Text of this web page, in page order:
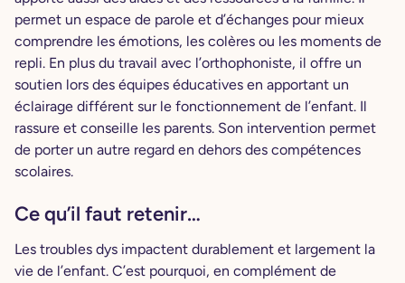
permet un espace de parole et d’échanges pour mieux
comprendre les émotions, les colères ou les moments de
repli. En plus du travail avec l’orthophoniste, il offre un
soutien lors des équipes éducatives en apportant un
éclairage différent sur le fonctionnement de l’enfant. Il
rassure et conseille les parents. Son intervention permet
de porter un autre regard en dehors des compétences
scolaires.
Ce qu’il faut retenir…
Les troubles dys impactent durablement et largement la
vie de l’enfant. C’est pourquoi, en complément de